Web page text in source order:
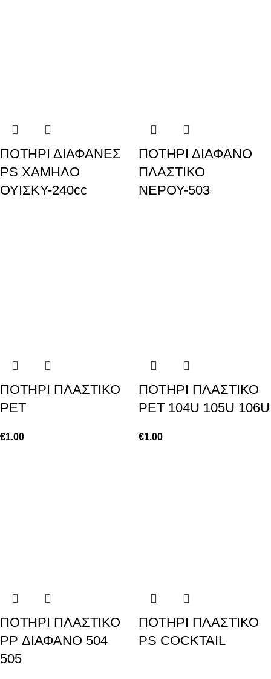
ΠΟΤΗΡΙ ΔΙΑΦΑΝΕΣ
PS ΧΑΜΗΛΟ
ΟΥΙΣΚΥ-240cc
ΠΟΤΗΡΙ ΔΙΑΦΑΝΟ
ΠΛΑΣΤΙΚΟ
ΝΕΡΟΥ-503
ΠΟΤΗΡΙ ΠΛΑΣΤΙΚΟ
PET
€1.00
ΠΟΤΗΡΙ ΠΛΑΣΤΙΚΟ
PET 104U 105U 106U
€1.00
ΠΟΤΗΡΙ ΠΛΑΣΤΙΚΟ
PP ΔΙΑΦΑΝΟ 504
505
ΠΟΤΗΡΙ ΠΛΑΣΤΙΚΟ
PS COCKTAIL